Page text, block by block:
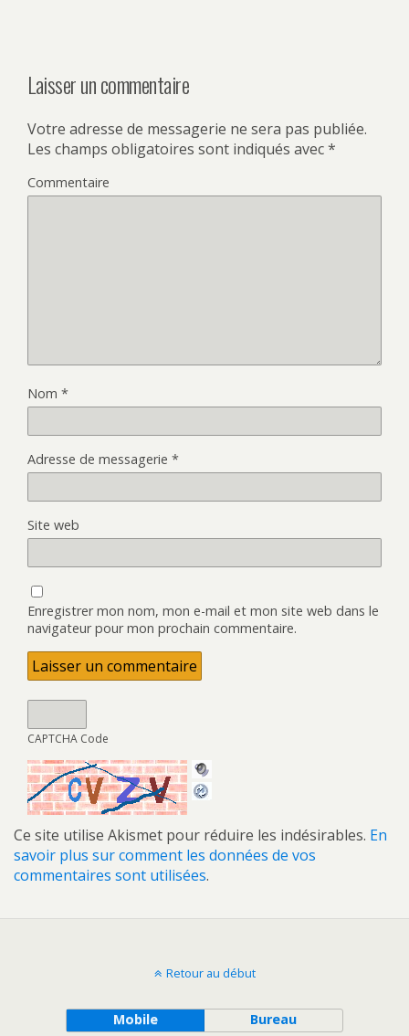
Laisser un commentaire
Votre adresse de messagerie ne sera pas publiée.
Les champs obligatoires sont indiqués avec*
Commentaire
Nom *
Adresse de messagerie *
Site web
Enregistrer mon nom, mon e-mail et mon site web dans le
navigateur pour mon prochain commentaire.
CAPTCHA Code
Ce site utilise Akismet pour réduire les indésirables. En
savoir plus sur comment les données de vos
commentaires sont utilisées.
Retour au début
Mobile Bureau